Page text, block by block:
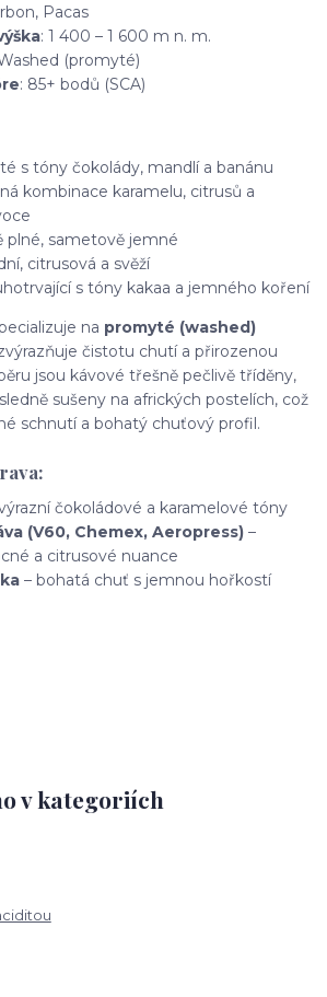
Pacas
: 1 400 – 1 600 m n. m.
(promyté)
: 85+ bodů (SCA)
s tóny čokolády, mandlí a banánu
kombinace karamelu, citrusů a
plné, sametově jemné
citrusová a svěží
s tóny kakaa a jemného koření
na promyté (washed)
čistotu chutí a přirozenou
jsou kávové třešně pečlivě tříděny,
sušeny na afrických postelích, což
schnutí a bohatý chuťový profil.
čokoládové a karamelové tóny
(V60, Chemex, Aeropress) –
a citrusové nuance
– bohatá chuť s jemnou hořkostí
v kategoriích